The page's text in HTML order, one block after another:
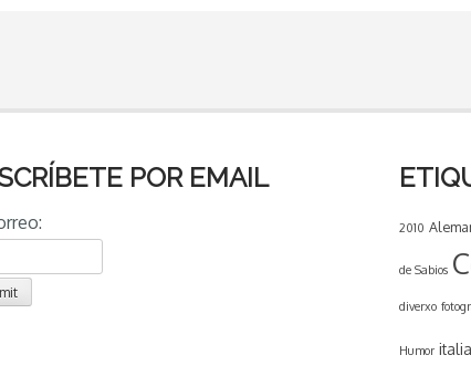
Catedral
POR EMAIL
2010
de Sabios
diverxo
Humor